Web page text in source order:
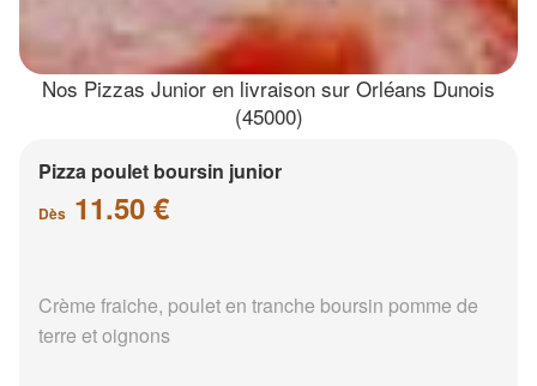
Nos Pizzas Junior en livraison sur Orléans Dunois
(45000)
Pizza poulet boursin junior
Dès 11.50 €
Crème fraiche, poulet en tranche boursin pomme de
terre et oignons